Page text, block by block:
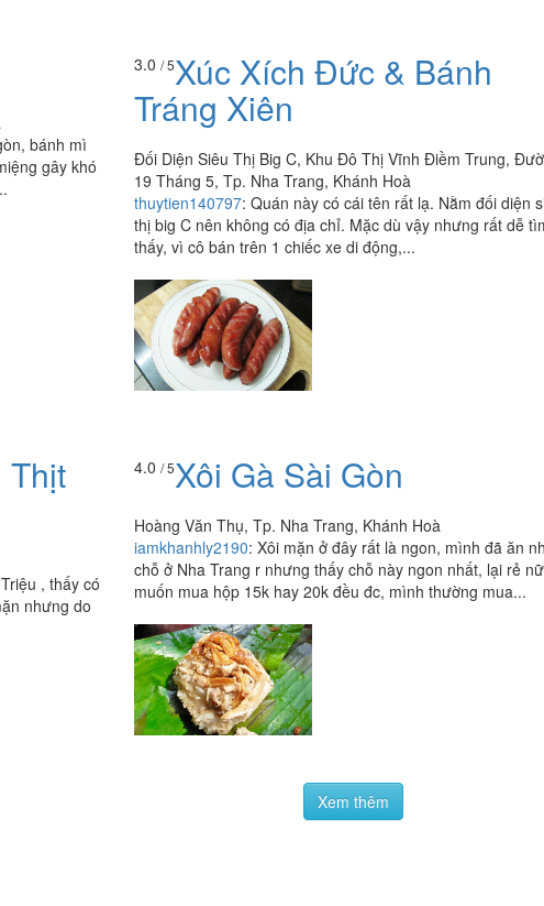
bánh mì
gây khó
3.0 / 5Xúc Xích Đức & Bánh
Tráng Xiên
Đối Diện Siêu Thị Big C, Khu Đô Thị Vĩnh Điềm Trung,
19 Tháng 5, Tp. Nha Trang, Khánh Hoà
thuytien140797: Quán này có cái tên rất lạ. Nằm đối diện
thị big C nên không có địa chỉ. Mặc dù vậy nhưng rất dễ
thấy, vì cô bán trên 1 chiếc xe di động,...
Thịt
, thấy có
nhưng do
4.0 / 5Xôi Gà Sài Gòn
Hoàng Văn Thụ, Tp. Nha Trang, Khánh Hoà
iamkhanhly2190: Xôi mặn ở đây rất là ngon, mình đã ăn
chỗ ở Nha Trang r nhưng thấy chỗ này ngon nhất, lại rẻ
muốn mua hộp 15k hay 20k đều đc, mình thường mua...
Xem thêm